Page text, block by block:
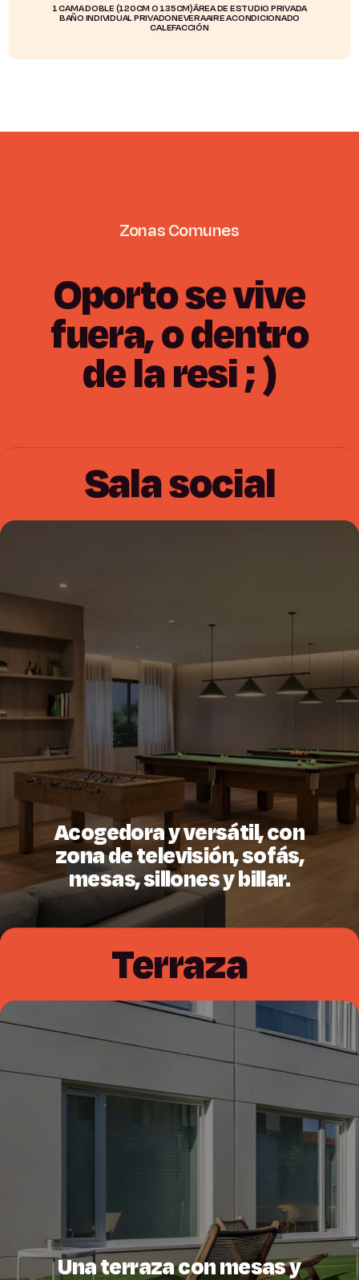
1 CAMA DOBLE (120CM O 135CM)ÁREA DE ESTUDIO PRIVADA
BAÑO INDIVIDUAL PRIVADONEVERAAIRE ACONDICIONADO
CALEFACCIÓN
ZonasComunes
Oportosevive
fuera,odentro
delaresi;)
Sala social
Acogedora y versátil, con
zona de televisión, sofás,
mesas, sillones y billar.
Terraza
Una terraza con mesas y